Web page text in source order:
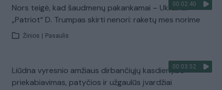
00:02:40
Nors teigė, kad šaudmenų pakankamai – Ukrainai
„Patriot“ D. Trumpas skirti nenori: raketų mes norime
Žinios Pasaulis
00:03:52
Liūdna vyresnio amžiaus dirbančiųjų kasdienybė –
priekabiavimas, patyčios ir užgaulūs įvardžiai